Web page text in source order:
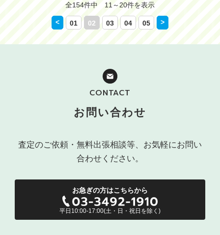
全154件中 11～20件を表示
< 01 02 03 04 05 >
CONTACT
お問い合わせ
査定のご依頼・無料出張相談等、お気軽にお問い
合わせください。
お急ぎの⽅はこちらから
平日10:00-17:00(土・日・祝日を除く)